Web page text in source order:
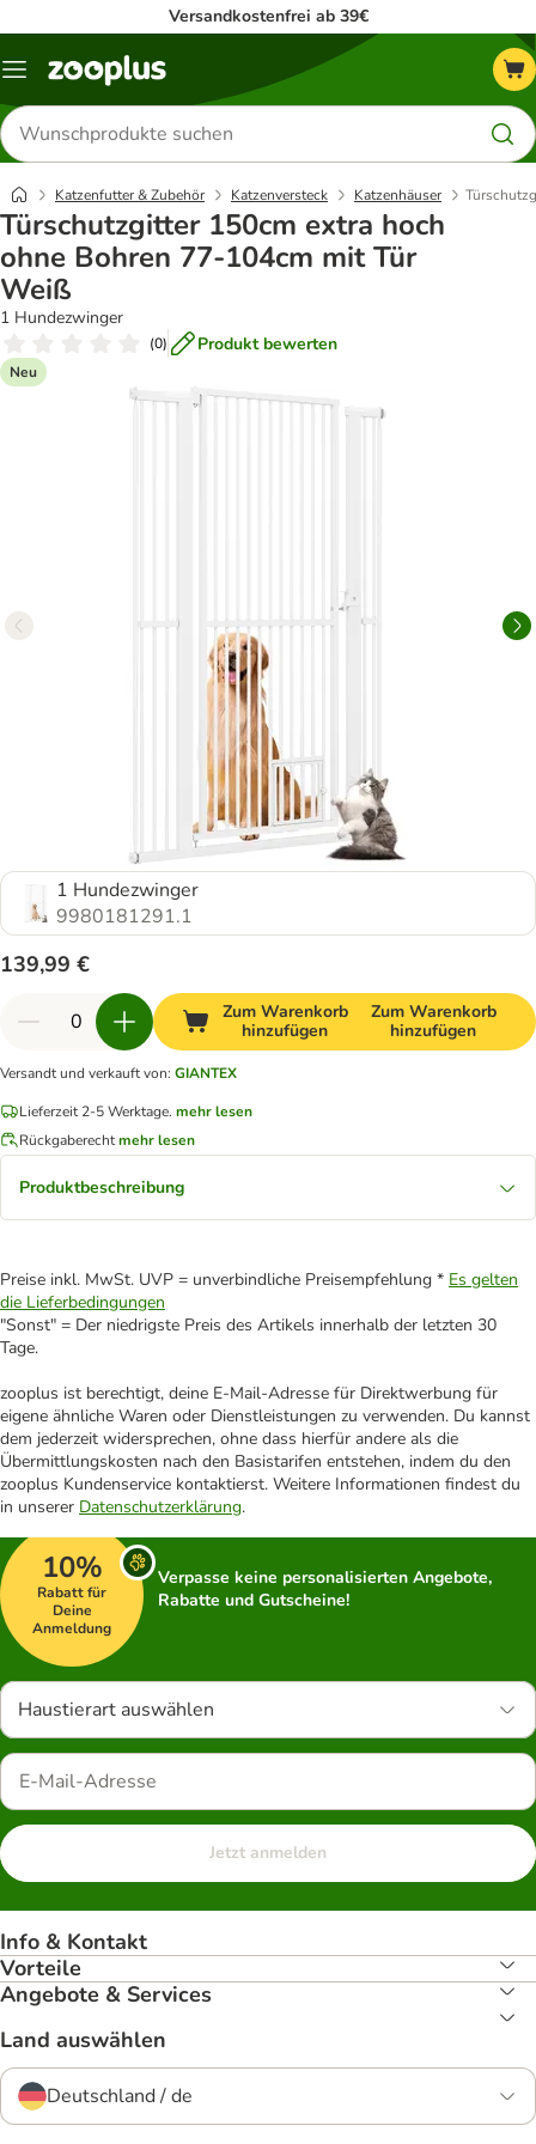
Versandkostenfrei ab 39€
Menü
Produkte
suchen
Katzenfutter & Zubehör Katzenversteck Katzenhäuser
Türschutzgitter 150cm extra hoch
ohne Bohren 77-104cm mit Tür
Weiß
1 Hundezwinger
(0) Produkt bewerten
Neu
1 Hundezwinger
9980181291.1
139,99 €
Zum Warenkorb
hinzufügen
Zum Warenkorb
hinzufügen
Versandt und verkauft von: GIANTEX
Lieferzeit 2-5 Werktage. mehr lesen
Rückgaberechtmehr lesen
Produktbeschreibung
Preise inkl. MwSt. UVP = unverbindliche Preisempfehlung * Es gelten
die Lieferbedingungen
"Sonst" = Der niedrigste Preis des Artikels innerhalb der letzten 30
Tage.
zooplus ist berechtigt, deine E-Mail-Adresse für Direktwerbung für
eigene ähnliche Waren oder Dienstleistungen zu verwenden. Du kannst
dem jederzeit widersprechen, ohne dass hierfür andere als die
Übermittlungskosten nach den Basistarifen entstehen, indem du den
zooplus Kundenservice kontaktierst. Weitere Informationen findest du
in unserer Datenschutzerklärung.
10%
Rabatt für
Deine
Anmeldung
Verpasse keine personalisierten Angebote,
Rabatte und Gutscheine!
Haustierart auswählen
Jetzt anmelden
Info & Kontakt
Vorteile
Angebote & Services
Land auswählen
Deutschland / de